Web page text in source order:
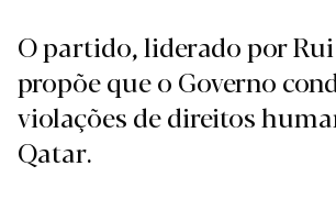
O partido, liderado por Rui
propõe que o Governo
violações de direitos
Qatar.